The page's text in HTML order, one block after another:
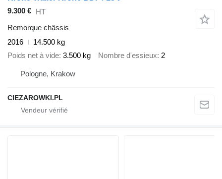
9.300 € HT
Remorque châssis
2016
14.500 kg
Poids net à vide 3.500 kg Nombre d'essieux 2
Pologne, Krakow
CIEZAROWKI.PL